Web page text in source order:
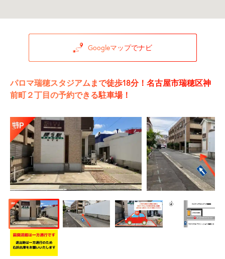
Googleマップでナビ
パロマ瑞穂スタジアムまで徒歩18分！名古屋市瑞穂区神
前町２丁目の予約できる駐車場！